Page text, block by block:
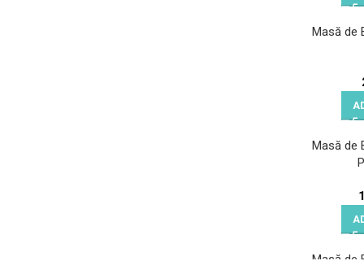
Masă de
Masă de
Masă de